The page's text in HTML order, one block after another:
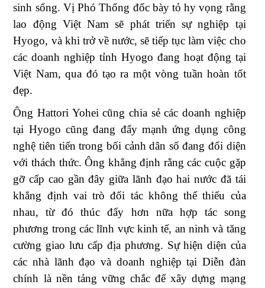
sinh sống. Vị Phó Thống đốc bày tỏ hy vọng rằng
lao động Việt Nam sẽ phát triển sự nghiệp tại
Hyogo, và khi trở về nước, sẽ tiếp tục làm việc cho
các doanh nghiệp tỉnh Hyogo đang hoạt động tại
Việt Nam, qua đó tạo ra một vòng tuần hoàn tốt
đẹp.
Ông Hattori Yoheicũng chia sẻ các doanh nghiệp
tại Hyogo cũng đang đẩy mạnh ứng dụng công
nghệ tiên tiến trong bối cảnh dân số đang đối diện
với thách thức. Ông khẳng định rằng các cuộc gặp
gỡ cấp cao gần đây giữa lãnh đạo hai nước đã tái
khẳng định vai trò đối tác không thể thiếu của
nhau, từ đóthúc đẩy hơn nữa hợp tác song
phương trong các lĩnh vực kinh tế, an ninh và tăng
cường giao lưu cấp địa phương. Sự hiện diện của
các nhà lãnh đạo và doanh nghiệp tại Diễn đàn
chính là nền tảng vững chắc để xây dựng mạng